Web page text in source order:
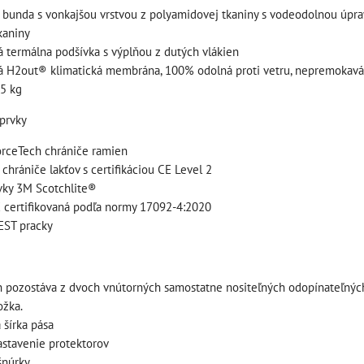
s vonkajšou vrstvou z polyamidovej tkaniny s vodeodolnou
termálna podšívka s výplňou z dutých vlákien
H2out® klimatická membrána, 100% odolná proti vetru,
kg
chrániče ramien
lakťov s certifikáciou CE Level 2
3M Scotchlite®
certifikovaná podľa normy 17092-4:2020
pracky
pozostáva z dvoch vnútorných samostatne nositeľných
pása
protektorov
s
bootovací prúd 400
A, NOCO GB20
štartovací box + power
ks DO